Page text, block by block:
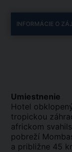
INFORMÁCIE O
Umiestnenie
Hotel
tropickou
africkom
pobreží
a približne 45